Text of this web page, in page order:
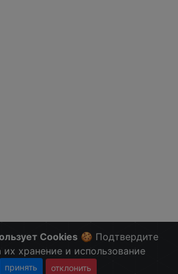
Cookies 🍪 Подтвердите
их хранение и использование
принять отклонить